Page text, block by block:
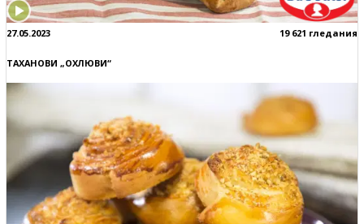
27.05.2023 19 621 гледания
ТАХАНОВИ „ОХЛЮВИ“